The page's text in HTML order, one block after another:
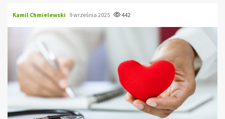
Kamil Chmielewski 9 września 2025 442